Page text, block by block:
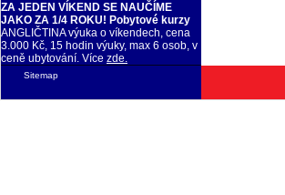
ZA JEDEN VÍKEND SE NAUČÍME
JAKO ZA 1/4 ROKU! Pobytové kurzy
ANGLIČTINA výuka o víkendech, cena
3.000 Kč, 15 hodin výuky, max 6 osob, v
ceně ubytování. Více zde.
Sitemap